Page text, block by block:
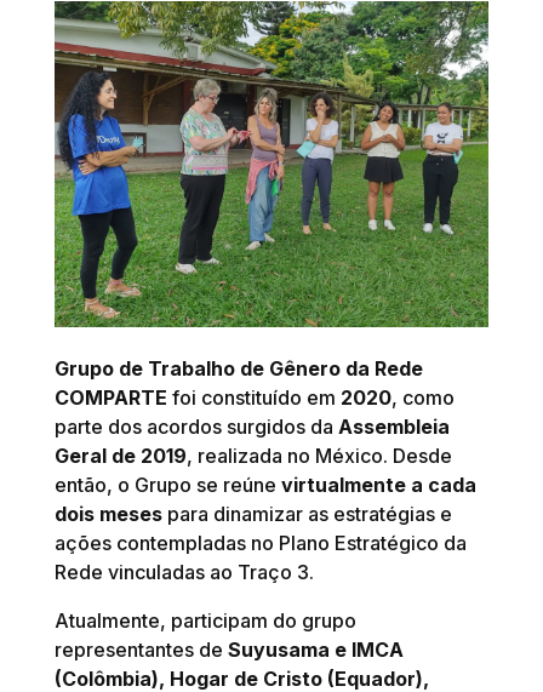
Grupo de Trabalho de Gênero da Rede
COMPARTE foi constituído em 2020, como
parte dos acordos surgidos da Assembleia
Geral de 2019, realizada no México. Desde
então, o Grupo se reúne virtualmente a cada
dois mesespara dinamizar as estratégias e
ações contempladas no Plano Estratégico da
Rede vinculadas ao Traço 3.
Atualmente, participam do grupo
representantes de Suyusama e IMCA
(Colômbia), Hogar de Cristo (Equador),